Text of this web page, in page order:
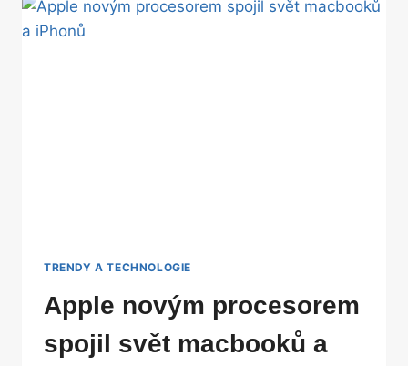
ALE
TRENDY A TECHNOLOGIE
Apple novým procesorem
spojil svět macbooků a